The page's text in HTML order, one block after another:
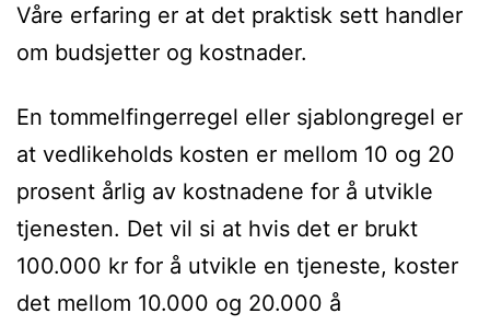
Våre erfaring er at det praktisk sett handler
om budsjetter og kostnader.
En tommelfingerregel eller sjablongregel er
at vedlikeholds kosten er mellom 10 og 20
prosent årlig av kostnadene for å utvikle
tjenesten. Det vil si at hvis det er brukt
100.000 kr for å utvikle en tjeneste, koster
det mellom 10.000 og 20.000 å